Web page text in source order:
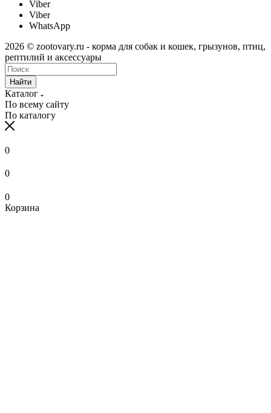
Viber
Viber
WhatsApp
2026 © zootovary.ru - корма для собак и кошек, грызунов, птиц,
рептилий и аксессуары
Найти
Каталог
По всему сайту
По каталогу
0
0
0
Корзина